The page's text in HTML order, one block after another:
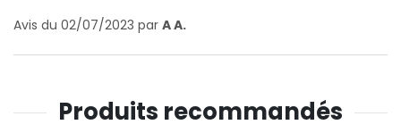
Avis du 02/07/2023 par A A.
Produits recommandés